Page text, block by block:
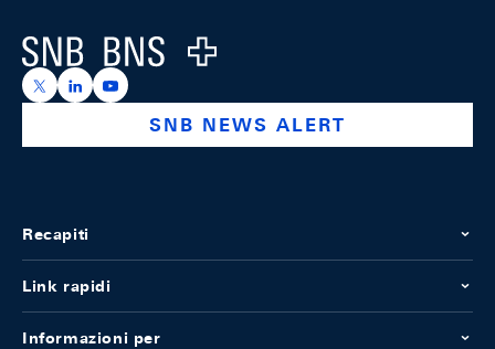
Logo
https://x.com/snb_bns
https://ch.linkedin.com/company/swiss-national-
https://www.youtube.com/@swissnationalbank
SNB NEWS ALERT
Recapiti
Link rapidi
Informazioni per